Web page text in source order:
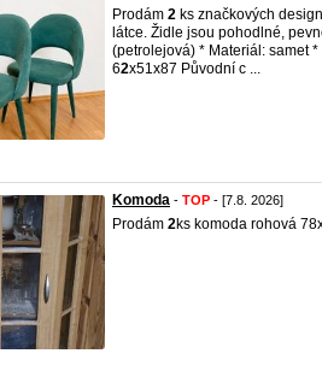
Prodám 2 ks značkových
látce. Židle jsou pohodlné,
(petrolejová) * Materiál: samet
62x51x87 Původní c ...
Komoda - TOP - [7.8. 2026]
Prodám 2ks komoda rohová